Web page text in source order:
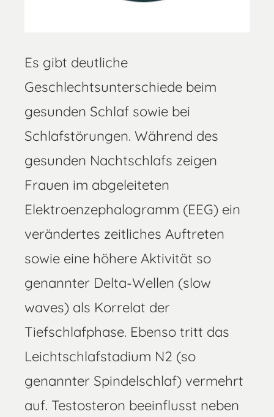
Es gibt deutliche
Geschlechtsunterschiede beim
gesunden Schlaf sowie bei
Schlafstörungen. Während des
gesunden Nachtschlafs zeigen
Frauen im abgeleiteten
Elektroenzephalogramm (EEG) ein
verändertes zeitliches Auftreten
sowie eine höhere Aktivität so
genannter Delta-Wellen (slow
waves) als Korrelat der
Tiefschlafphase. Ebenso tritt das
Leichtschlafstadium N2 (so
genannter Spindelschlaf) vermehrt
auf. Testosteron beeinflusst neben